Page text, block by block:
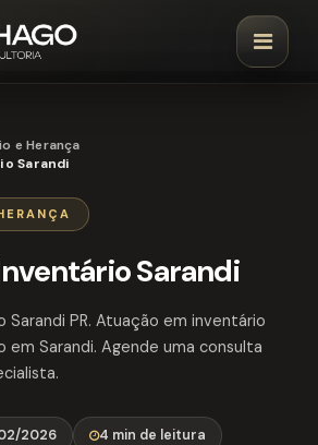
e Herança
Sarandi
Sarandi
Sarandi PR. Atuação em inventário
em Sarandi. Agende uma consulta
2026 4 min de leitura